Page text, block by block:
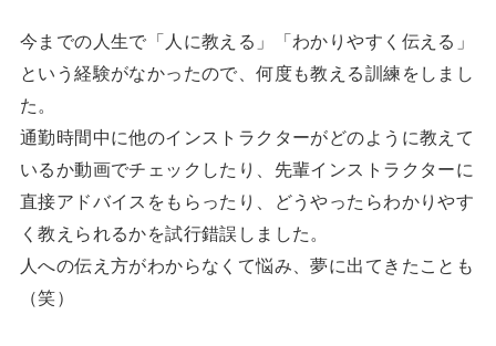
今までの人生で「人に教える」「わかりやすく伝える」
という経験がなかったので、何度も教える訓練をしまし
た。
通勤時間中に他のインストラクターがどのように教えて
いるか動画でチェックしたり、先輩インストラクターに
直接アドバイスをもらったり、どうやったらわかりやす
く教えられるかを試行錯誤しました。
人への伝え方がわからなくて悩み、夢に出てきたことも
（笑）